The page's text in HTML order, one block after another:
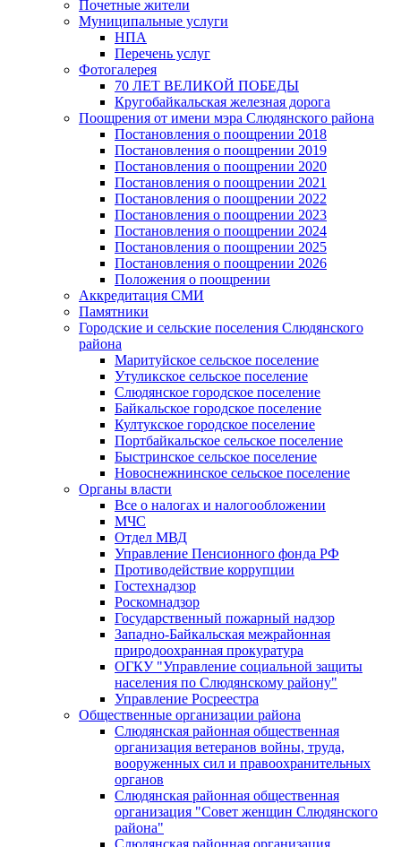
Почетные жители
Муниципальные услуги
НПА
Перечень услуг
Фотогалерея
70 ЛЕТ ВЕЛИКОЙ ПОБЕДЫ
Кругобайкальская железная дорога
Поощрения от имени мэра Слюдянского района
Постановления о поощрении 2018
Постановления о поощрении 2019
Постановления о поощрении 2020
Постановления о поощрении 2021
Постановления о поощрении 2022
Постановления о поощрении 2023
Постановления о поощрении 2024
Постановления о поощрении 2025
Постановления о поощрении 2026
Положения о поощрении
Аккредитация СМИ
Памятники
Городские и сельские поселения Слюдянского
района
Маритуйское сельское поселение
Утуликское сельское поселение
Слюдянское городское поселение
Байкальское городское поселение
Култукское городское поселение
Портбайкальское сельское поселение
Быстринское сельское поселение
Новоснежнинское сельское поселение
Органы власти
Все о налогах и налогообложении
МЧС
Отдел МВД
Управление Пенсионного фонда РФ
Противодействие коррупции
Гостехнадзор
Роскомнадзор
Государственный пожарный надзор
Западно-Байкальская межрайонная
природоохранная прокуратура
ОГКУ "Управление социальной защиты
населения по Слюдянскому району"
Управление Росреестра
Общественные организации района
Слюдянская районная общественная
организация ветеранов войны, труда,
вооруженных сил и правоохранительных
органов
Слюдянская районная общественная
организация "Совет женщин Слюдянского
района"
Слюдянская районная организация